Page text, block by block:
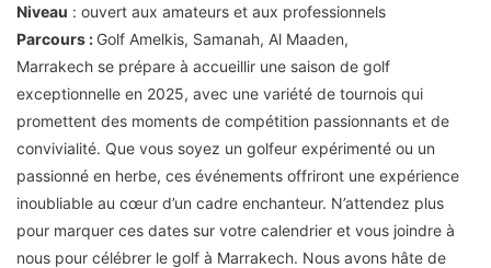
Niveau : ouvert aux amateurs et aux professionnels
Parcours : Golf Amelkis, Samanah, Al Maaden,
Marrakech se prépare à accueillir une saison de golf
exceptionnelle en 2025, avec une variété de tournois qui
promettent des moments de compétition passionnants et de
convivialité. Que vous soyez un golfeur expérimenté ou un
passionné en herbe, ces événements offriront une expérience
inoubliable au cœur d’un cadre enchanteur. N’attendez plus
pour marquer ces dates sur votre calendrier et vous joindre à
nous pour célébrer le golf à Marrakech. Nous avons hâte de